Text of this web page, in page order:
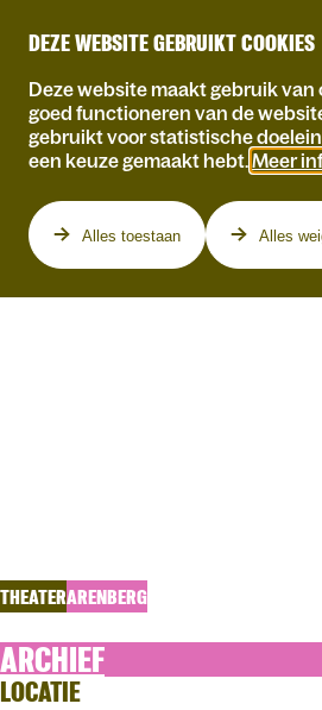
DEZE WEBSITE GEBRUIKT COOKIES
Deze website maakt gebruik
goed functioneren van de
gebruikt voor statistische
een keuze gemaakt hebt. Meer
Alles toestaan Alles
THEATERARENBERG
ARCHIEF
LOCATIE